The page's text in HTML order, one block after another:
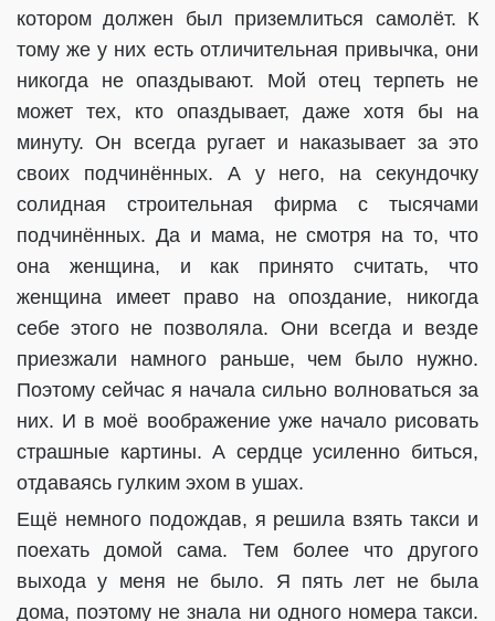
котором должен был приземлиться самолёт. К
тому же у них есть отличительная привычка, они
никогда не опаздывают. Мой отец терпеть не
может тех, кто опаздывает, даже хотя бы на
минуту. Он всегда ругает и наказывает за это
своих подчинённых. А у него, на секундочку
солидная строительная фирма с тысячами
подчинённых. Да и мама, не смотря на то, что
она женщина, и как принято считать, что
женщина имеет право на опоздание, никогда
себе этого не позволяла. Они всегда и везде
приезжали намного раньше, чем было нужно.
Поэтому сейчас я начала сильно волноваться за
них. И в моё воображение уже начало рисовать
страшные картины. А сердце усиленно биться,
отдаваясь гулким эхом в ушах.
Ещё немного подождав, я решила взять такси и
поехать домой сама. Тем более что другого
выхода у меня не было. Я пять лет не была
дома, поэтому не знала ни одного номера такси.